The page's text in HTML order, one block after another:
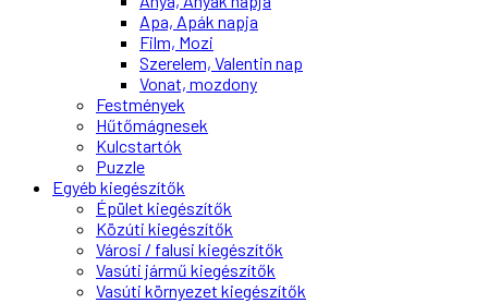
Apa, Apák napja
Film, Mozi
Szerelem, Valentin nap
Vonat, mozdony
Festmények
Hűtőmágnesek
Kulcstartók
Puzzle
Egyéb kiegészítők
Épület kiegészítők
Közúti kiegészítők
Városi / falusi kiegészítők
Vasúti jármű kiegészítők
Vasúti környezet kiegészítők